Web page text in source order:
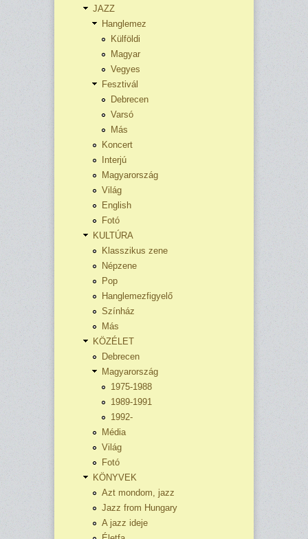
JAZZ
Hanglemez
Külföldi
Magyar
Vegyes
Fesztivál
Debrecen
Varsó
Más
Koncert
Interjú
Magyarország
Világ
English
Fotó
KULTÚRA
Klasszikus zene
Népzene
Pop
Hanglemezfigyelő
Színház
Más
KÖZÉLET
Debrecen
Magyarország
1975-1988
1989-1991
1992-
Média
Világ
Fotó
KÖNYVEK
Azt mondom, jazz
Jazz from Hungary
A jazz ideje